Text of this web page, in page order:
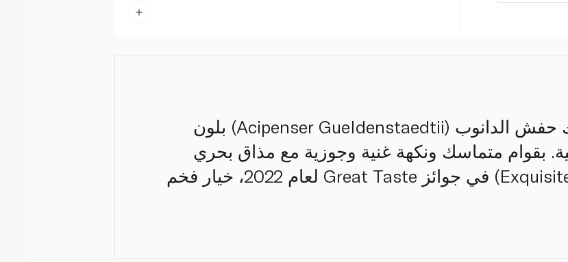
كافيار إيطالي فاخر من سمك حفش الدانوب (Acipenser Gueldenstaedtii) بلون
بقوام متماسك ونكهة غنية وجوزية مع مذاق بحري
طويل. حاصل على 3 نجوم (Exquisite) في جوائز Great Taste لعام 2022، خيار فخم